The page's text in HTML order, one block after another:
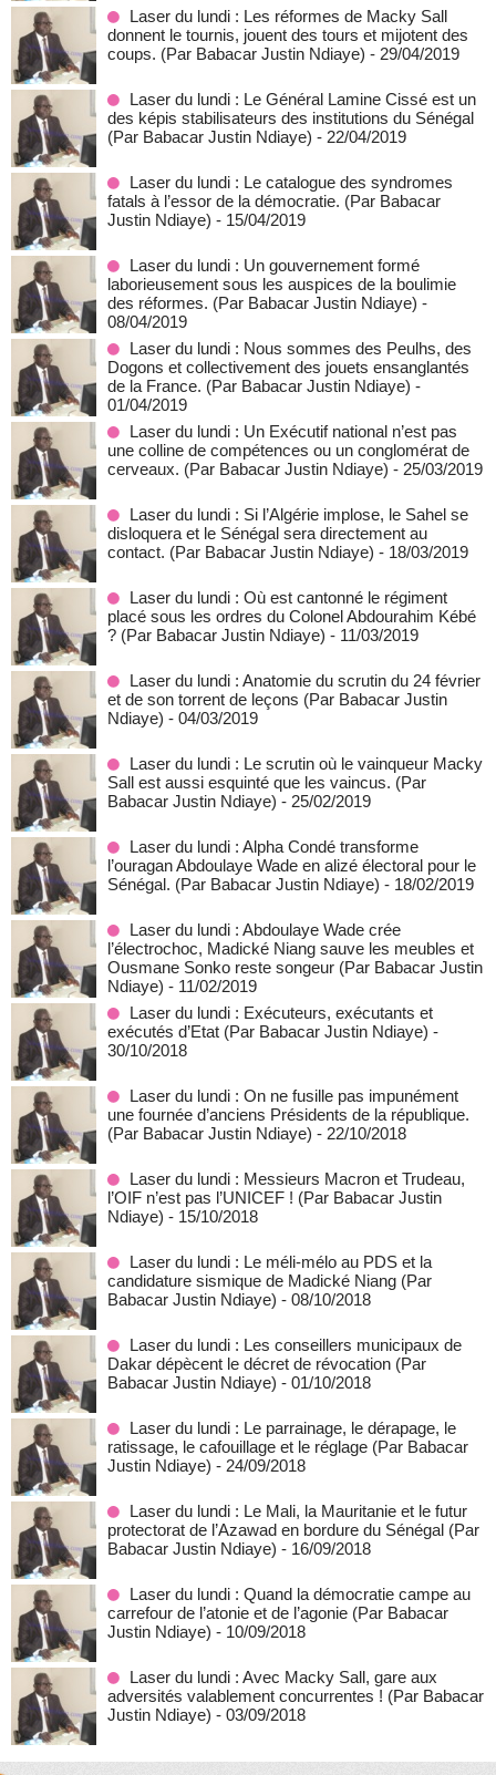
Laser du lundi : Les réformes de Macky Sall
donnent le tournis, jouent des tours et mijotent des
coups. (Par Babacar Justin Ndiaye) - 29/04/2019
Laser du lundi : Le Général Lamine Cissé est un
des képis stabilisateurs des institutions du Sénégal
(Par Babacar Justin Ndiaye) - 22/04/2019
Laser du lundi : Le catalogue des syndromes
fatals à l’essor de la démocratie. (Par Babacar
Justin Ndiaye) - 15/04/2019
Laser du lundi : Un gouvernement formé
laborieusement sous les auspices de la boulimie
des réformes. (Par Babacar Justin Ndiaye) -
08/04/2019
Laser du lundi : Nous sommes des Peulhs, des
Dogons et collectivement des jouets ensanglantés
de la France. (Par Babacar Justin Ndiaye) -
01/04/2019
Laser du lundi : Un Exécutif national n’est pas
une colline de compétences ou un conglomérat de
cerveaux. (Par Babacar Justin Ndiaye) - 25/03/2019
Laser du lundi : Si l’Algérie implose, le Sahel se
disloquera et le Sénégal sera directement au
contact. (Par Babacar Justin Ndiaye) - 18/03/2019
Laser du lundi : Où est cantonné le régiment
placé sous les ordres du Colonel Abdourahim Kébé
? (Par Babacar Justin Ndiaye) - 11/03/2019
Laser du lundi : Anatomie du scrutin du 24 février
et de son torrent de leçons (Par Babacar Justin
Ndiaye) - 04/03/2019
Laser du lundi : Le scrutin où le vainqueur Macky
Sall est aussi esquinté que les vaincus. (Par
Babacar Justin Ndiaye) - 25/02/2019
Laser du lundi : Alpha Condé transforme
l’ouragan Abdoulaye Wade en alizé électoral pour le
Sénégal. (Par Babacar Justin Ndiaye) - 18/02/2019
Laser du lundi : Abdoulaye Wade crée
l’électrochoc, Madické Niang sauve les meubles et
Ousmane Sonko reste songeur (Par Babacar Justin
Ndiaye) - 11/02/2019
Laser du lundi : Exécuteurs, exécutants et
exécutés d’Etat (Par Babacar Justin Ndiaye) -
30/10/2018
Laser du lundi : On ne fusille pas impunément
une fournée d’anciens Présidents de la république.
(Par Babacar Justin Ndiaye) - 22/10/2018
Laser du lundi : Messieurs Macron et Trudeau,
l’OIF n’est pas l’UNICEF ! (Par Babacar Justin
Ndiaye) - 15/10/2018
Laser du lundi : Le méli-mélo au PDS et la
candidature sismique de Madické Niang (Par
Babacar Justin Ndiaye) - 08/10/2018
Laser du lundi : Les conseillers municipaux de
Dakar dépècent le décret de révocation (Par
Babacar Justin Ndiaye) - 01/10/2018
Laser du lundi : Le parrainage, le dérapage, le
ratissage, le cafouillage et le réglage (Par Babacar
Justin Ndiaye) - 24/09/2018
Laser du lundi : Le Mali, la Mauritanie et le futur
protectorat de l’Azawad en bordure du Sénégal (Par
Babacar Justin Ndiaye) - 16/09/2018
Laser du lundi : Quand la démocratie campe au
carrefour de l’atonie et de l’agonie (Par Babacar
Justin Ndiaye) - 10/09/2018
Laser du lundi : Avec Macky Sall, gare aux
adversités valablement concurrentes ! (Par Babacar
Justin Ndiaye) - 03/09/2018